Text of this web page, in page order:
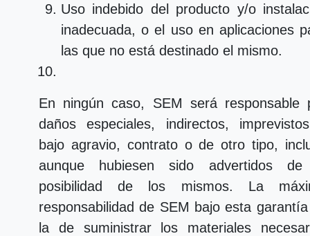
Uso indebido del producto y/o
inadecuada, o el uso en aplicaciones
las que no está destinado el mismo.
En ningún caso, SEM será responsable
daños especiales, indirectos,
bajo agravio, contrato o de otro tipo,
aunque hubiesen sido advertidos
posibilidad de los mismos. La
responsabilidad de SEM bajo esta
la de suministrar los materiales